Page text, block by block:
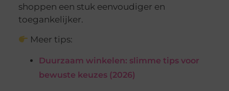
shoppen een stuk eenvoudiger en
toegankelijker.
Meer tips:
Duurzaam winkelen: slimme tips voor
bewuste keuzes (2026)